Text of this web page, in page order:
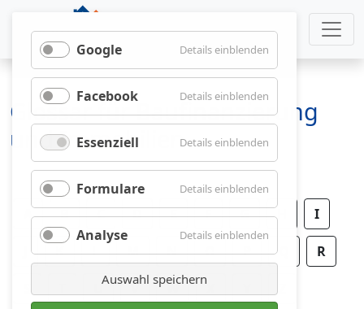
Google Details einblenden
Google
Facebook Details einblenden
Facebook
Essenziell Details einblenden
Essenziell
Formulare Details einblenden
Formulare
Analyse Details einblenden
Analyse
Auswahl speichern
Glossar für Baufinanzierung
und Immobilien
A B C D E F G I
K L M N O P R
U V W